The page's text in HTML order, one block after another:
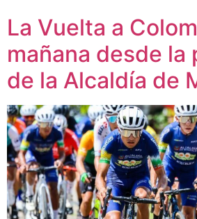
La Vuelta a
mañana desde la
de la Alcaldía de